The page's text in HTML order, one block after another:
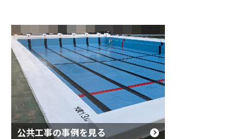
公共工事の事例を見る